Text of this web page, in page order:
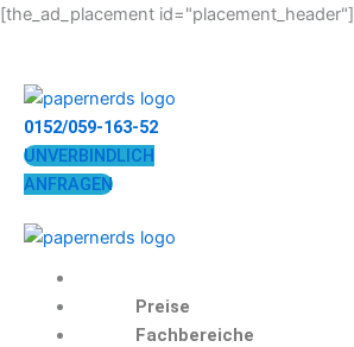
[the_ad_placement id="placement_header"]
Zum
0152/059-163-52
UNVERBINDLICH
ANFRAGEN
Preise
Fachbereiche